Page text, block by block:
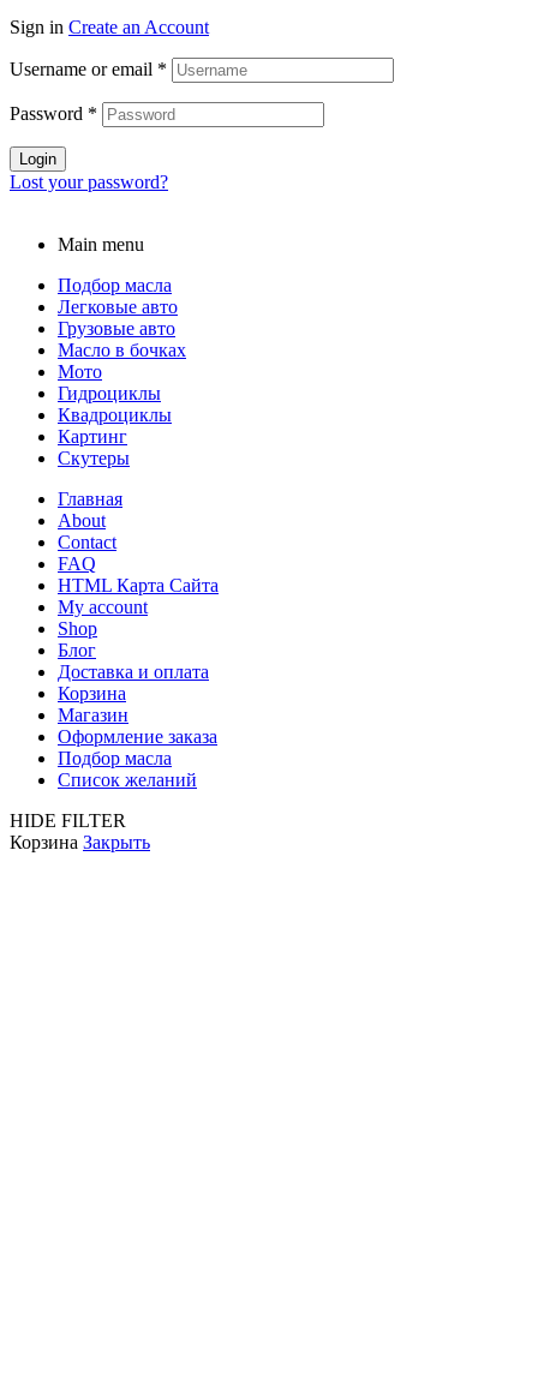
Sign in Create an Account
Username or email *
Password *
Login
Lost your password?
Main menu
Подбор масла
Легковые авто
Грузовые авто
Масло в бочках
Мото
Гидроциклы
Квадроциклы
Картинг
Скутеры
Главная
About
Contact
FAQ
HTML Карта Сайта
My account
Shop
Блог
Доставка и оплата
Корзина
Магазин
Оформление заказа
Подбор масла
Список желаний
HIDE FILTER
Корзина Закрыть